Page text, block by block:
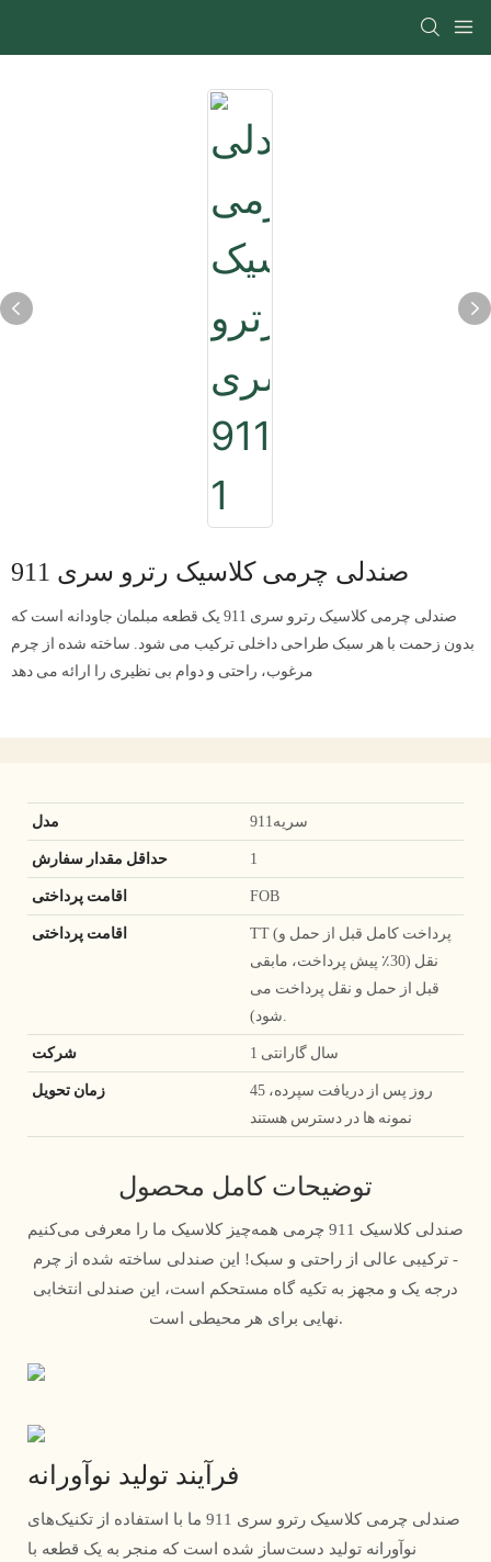
صندلی چرمی کلاسیک رترو سری 911
صندلی چرمی کلاسیک رترو سری 911 یک قطعه مبلمان جاودانه است که
بدون زحمت با هر سبک طراحی داخلی ترکیب می شود. ساخته شده از چرم
مرغوب، راحتی و دوام بی نظیری را ارائه می دهد
سریه911
1
FOB
TT (پرداخت کامل قبل از حمل و
نقل (30٪ پیش پرداخت، مابقی
قبل از حمل و نقل پرداخت می
شود).
1 سال گارانتی
45 روز پس از دریافت سپرده،
نمونه ها در دسترس هستند
توضیحات کامل محصول
صندلی کلاسیک 911 چرمی همه‌چیز کلاسیک ما را معرفی می‌کنیم
- ترکیبی عالی از راحتی و سبک! این صندلی ساخته شده از چرم
درجه یک و مجهز به تکیه گاه مستحکم است، این صندلی انتخابی
نهایی برای هر محیطی است.
فرآیند تولید نوآورانه
صندلی چرمی کلاسیک رترو سری 911 ما با استفاده از تکنیک‌های
نوآورانه تولید دست‌ساز شده است که منجر به یک قطعه با